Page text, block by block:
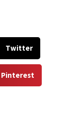
Twitter
Pinterest